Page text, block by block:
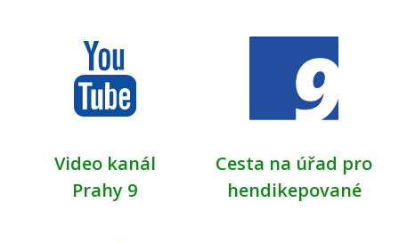
Video kanál
Prahy 9
Cesta na úřad pro
hendikepované